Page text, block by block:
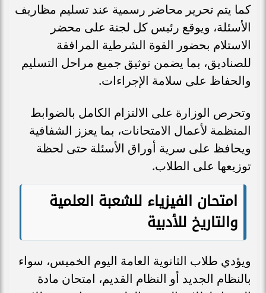
كما يتم تحرير محاضر رسمية عند تسليم مظاريف
الأسئلة، ويوقع رئيس كل لجنة على محضر
الاستلام بحضور القوة الشرطية المرافقة
للصناديق، بما يضمن توثيق جميع مراحل التسليم
والحفاظ على سلامة الإجراءات.
وتحرص الوزارة على الالتزام الكامل بالضوابط
المنظمة لأعمال الامتحانات، بما يعزز الشفافية
ويحافظ على سرية أوراق الأسئلة حتى لحظة
توزيعها على الطلاب.
امتحان الفيزياء للشعبة العلمية
والتاريخ للأدبية
ويؤدي طلاب الثانوية العامة اليوم الخميس، سواء
بالنظام الجديد أو النظام القديم، امتحان مادة